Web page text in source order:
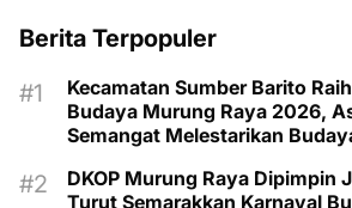
Berita Terpopuler
Kecamatan Sumber Barito
Budaya Murung Raya 2026,
Semangat Melestarikan
DKOP Murung Raya Dipimpin
Turut Semarakkan Karnaval